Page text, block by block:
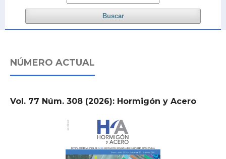
Buscar
NÚMERO ACTUAL
Vol. 77 Núm. 308 (2026): Hormigón y Acero